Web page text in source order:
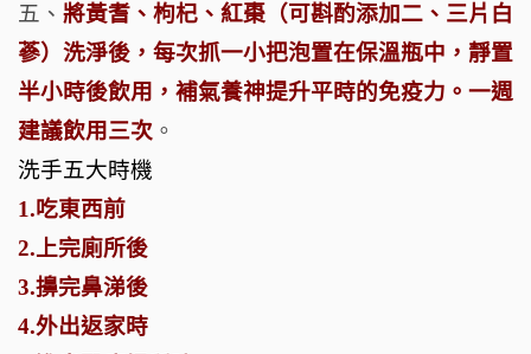
五、 將黃耆、枸杞、紅棗（可斟酌添加二、三片白
蔘）洗淨後，每次抓一小把泡置在保溫瓶中，靜置
半小時後飲用，補氣養神提升平時的免疫力。一週
建議飲用三次 。
洗手五大時機
1.吃東西前
2.上完廁所後
3.擤完鼻涕後
4.外出返家時